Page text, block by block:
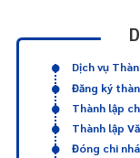
Dịch vụ
Đăng ký
Thành lập
Thành lập
Đóng chi